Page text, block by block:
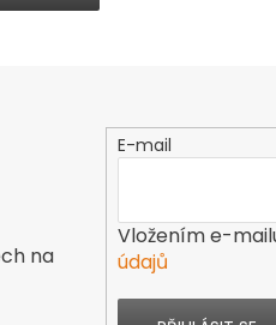
na
E-mail
Vložením e-
údajů